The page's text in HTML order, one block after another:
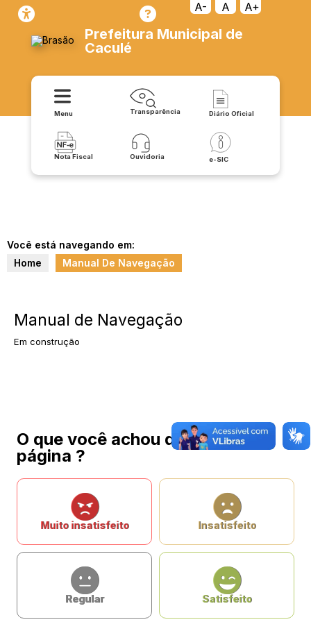
A- A A+
Prefeitura Municipal de
Caculé
Menu Transparência Diário Oficial
Nota Fiscal Ouvidoria e-SIC
Você está navegando em:
Home
Manual De Navegação
Manual de Navegação
Em construção
O que você achou da nossa
página ?
Muito insatisfeito Insatisfeito
Regular Satisfeito